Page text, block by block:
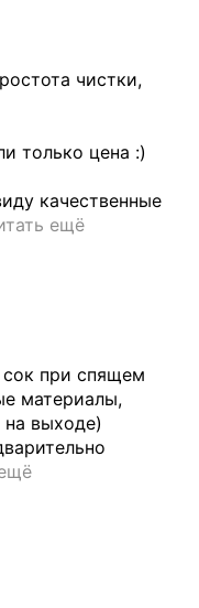
чистки,
только цена :)
качественные
ещё
при спящем
материалы,
выходе)